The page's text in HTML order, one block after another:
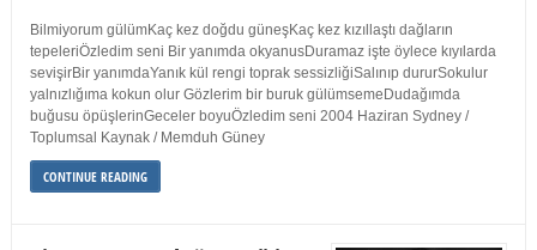
Bilmiyorum gülümKaç kez doğdu güneşKaç kez kızıllaştı dağların
tepeleriÖzledim seni Bir yanımda okyanusDuramaz işte öylece kıyılarda
sevişirBir yanımdaYanık kül rengi toprak sessizliğiSalınıp dururSokulur
yalnızlığıma kokun olur Gözlerim bir buruk gülümsemeDudağımda
buğusu öpüşlerinGeceler boyuÖzledim seni 2004 Haziran Sydney /
Toplumsal Kaynak / Memduh Güney
CONTINUE READING